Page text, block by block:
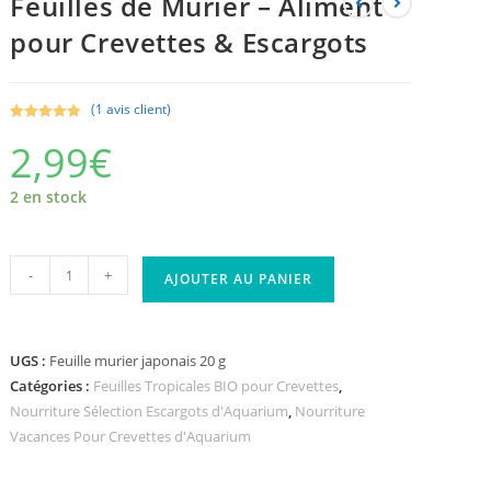
pour Crevettes & Escargots
sur 5
basé sur
notation
(1 avis client)
2,99€
2 en stock
- + AJOUTER AU PANIER
UGS : Feuille murier japonais 20 g
Catégories : Feuilles Tropicales BIO pour Crevettes,
Nourriture Sélection Escargots d'Aquarium, Nourriture
Vacances Pour Crevettes d'Aquarium